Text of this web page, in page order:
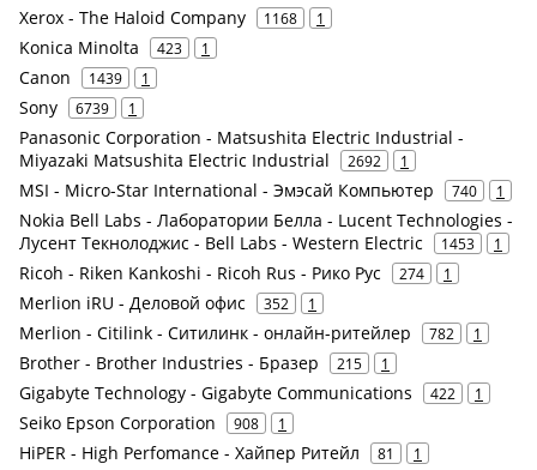
Xerox - The Haloid Company 1168 1
Konica Minolta 423 1
Canon 1439 1
Sony 6739 1
Panasonic Corporation - Matsushita Electric Industrial -
Miyazaki Matsushita Electric Industrial
2692 1
MSI - Micro-Star International - Эмэсай Компьютер 740 1
Nokia Bell Labs - Лаборатории Белла - Lucent Technologies -
Лусент Текнолоджис - Bell Labs - Western Electric
1453 1
Ricoh - Riken Kankoshi - Ricoh Rus - Рико Рус 274 1
Merlion iRU - Деловой офис 352 1
Merlion - Citilink - Ситилинк - онлайн-ритейлер 782 1
Brother - Brother Industries - Бразер 215 1
Gigabyte Technology - Gigabyte Communications 422 1
Seiko Epson Corporation 908 1
HiPER - High Perfomance - Хайпер Ритейл 81 1